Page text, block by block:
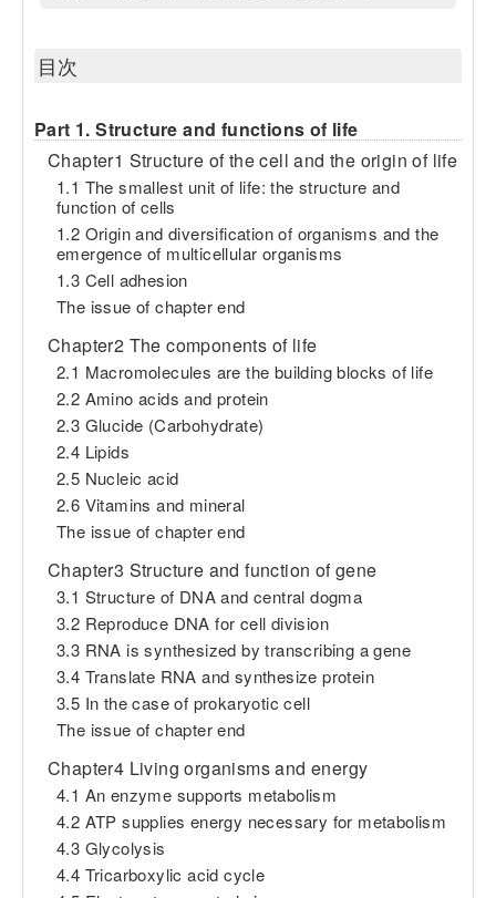
目次
Part 1. Structure and functions of life
Chapter1 Structure of the cell and the origin of life
1.1 The smallest unit of life: the structure and
function of cells
1.2 Origin and diversification of organisms and the
emergence of multicellular organisms
1.3 Cell adhesion
The issue of chapter end
Chapter2 The components of life
2.1 Macromolecules are the building blocks of life
2.2 Amino acids and protein
2.3 Glucide (Carbohydrate)
2.4 Lipids
2.5 Nucleic acid
2.6 Vitamins and mineral
The issue of chapter end
Chapter3 Structure and function of gene
3.1 Structure of DNA and central dogma
3.2 Reproduce DNA for cell division
3.3 RNA is synthesized by transcribing a gene
3.4 Translate RNA and synthesize protein
3.5 In the case of prokaryotic cell
The issue of chapter end
Chapter4 Living organisms and energy
4.1 An enzyme supports metabolism
4.2 ATP supplies energy necessary for metabolism
4.3 Glycolysis
4.4 Tricarboxylic acid cycle